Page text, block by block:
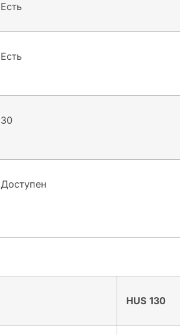
Есть
Есть
30
Доступен
HUS 130